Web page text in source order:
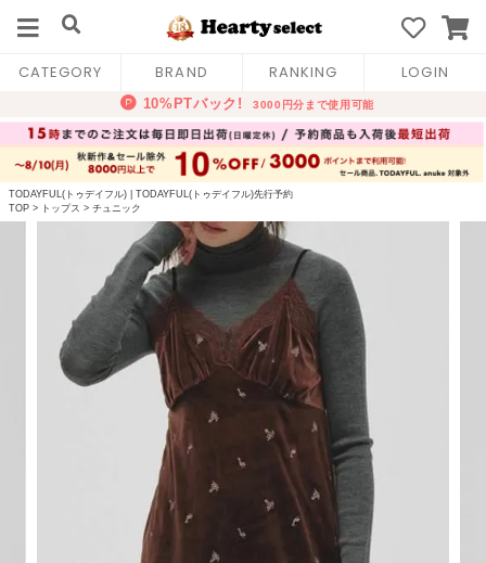
CATEGORY BRAND RANKING LOGIN
TODAYFUL(トゥデイフル)
TODAYFUL(トゥデイフル)先行予約
TOP > トップス > チュニック